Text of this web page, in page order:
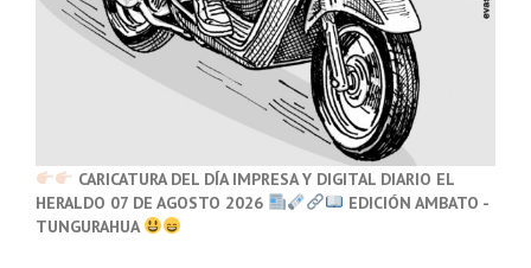
CARICATURA DEL DÍA IMPRESA Y DIGITAL DIARIO EL
HERALDO 07 DE AGOSTO 2026
EDICIÓN AMBATO -
TUNGURAHUA